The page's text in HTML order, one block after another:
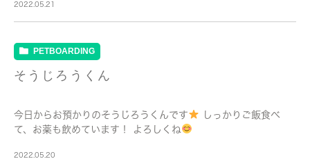
2022.05.21
PETBOARDING
そうじろうくん
今日からお預かりのそうじろうくんです
しっかりご飯食べ
て、お薬も飲めています！ よろしくね
2022.05.20